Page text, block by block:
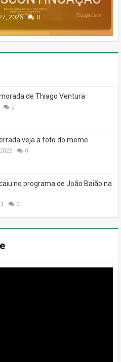
2026 0
18, 2026
2026 0
30, 2025
30, 2025
de Thiago Ventura
0
veja a foto do meme
0
no programa de João Baião na
0